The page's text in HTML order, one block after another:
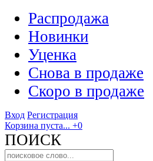
Распродажа
Новинки
Уценка
Снова в продаже
Скоро в продаже
Вход Регистрация
Корзина пуста... +0
ПОИСК